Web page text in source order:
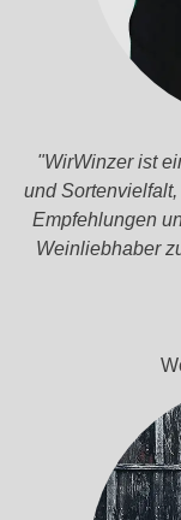
ses
Bild
wur
de
"WirWinzer ist
und
Empfehlungen
Weinliebhaber